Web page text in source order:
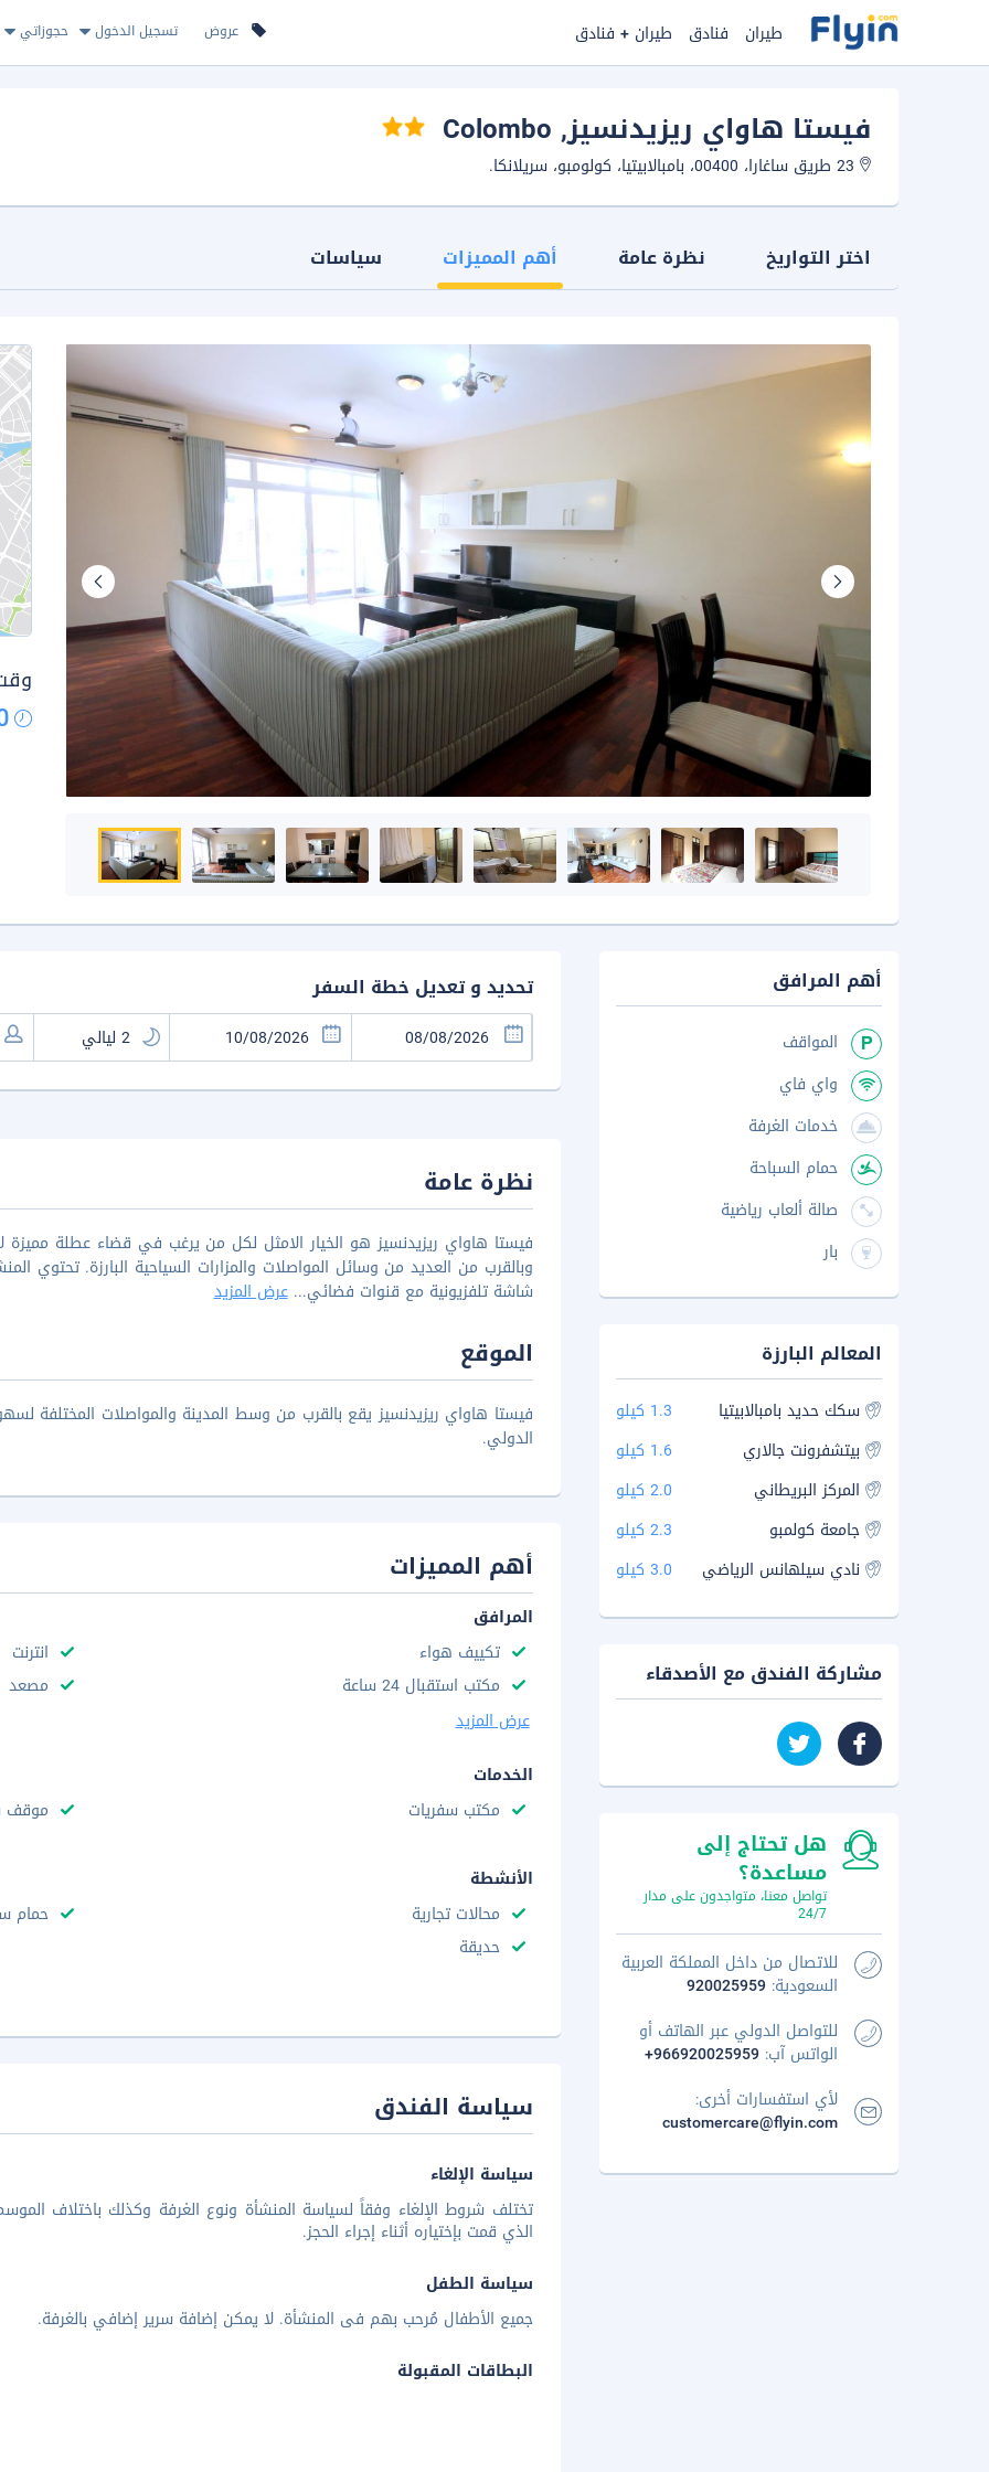
عروض تسجيل الدخول حجوزاتي طيران فنادق طيران + فنادق
فيستا هاواي ريزيدنسيز, Colombo
اختر التواريخ نظرة عامة أهم المميزات سياسات
تحديد و تعديل خطة السفر
نظرة عامة
فيستا هاواي ريزيدنسيز هو الخيار الامثل لكل من يرغب في قضاء عطلة
وبالقرب من العديد من وسائل المواصلات والمزارات السياحية البارزة. تحتوي
شاشة تلفزيونية مع قنوات فضائي...عرض المزيد
الموقع
الدولي.
أهم المميزات
المرافق
تكييف هواء
انترنت
مكتب استقبال 24 ساعة
مصعد
عرض المزيد
الخدمات
مكتب سفريات
موقف
الأنشطة
محالات تجارية
حمام
حديقة
سياسة الفندق
سياسة الإلغاء
تختلف شروط الإلغاء وفقاً لسياسة المنشأة ونوع الغرفة وكذلك باختلاف
الذي قمت بإختياره أثناء إجراء الحجز.
سياسة الطفل
جميع الأطفال مُرحب بهم فى المنشأة. لا يمكن إضافة سرير إضافي بالغرفة.
البطاقات المقبولة
أهم المرافق
المواقف
واي فاي
خدمات الغرفة
حمام السباحة
صالة ألعاب رياضية
بار
المعالم البارزة
سكك حديد بامبالابيتيا
1.3 كيلو
بيتشفرونت جالاري
1.6 كيلو
المركز البريطاني
2.0 كيلو
جامعة كولمبو
2.3 كيلو
نادي سيلهانس الرياضي
3.0 كيلو
مشاركة الفندق مع الأصدقاء
هل تحتاج إلى
مساعدة؟
تواصل معنا، متواجدون على مدار
24/7
للاتصال من داخل المملكة العربية
السعودية: 920025959
للتواصل الدولي عبر الهاتف أو
الواتس آب: +966920025959
لأي استفسارات أخرى:
customercare@flyin.com